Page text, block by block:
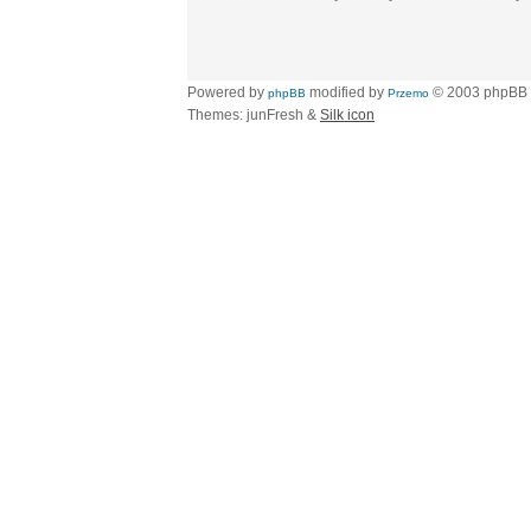
Powered by phpBB modified by Przemo © 2003 phpBB
Themes: junFresh & Silk icon